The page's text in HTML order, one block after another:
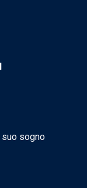
suo sogno